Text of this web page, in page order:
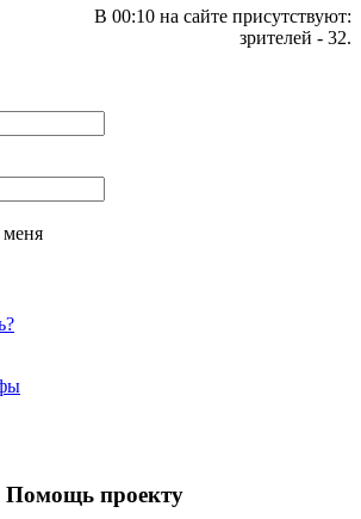
В 00:10 на сайте присутствуют:
зрителей - 32.
меня
Помощь проекту